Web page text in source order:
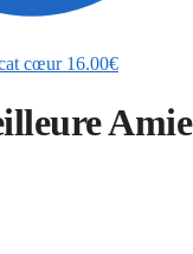
cœur 16.00€
Amie